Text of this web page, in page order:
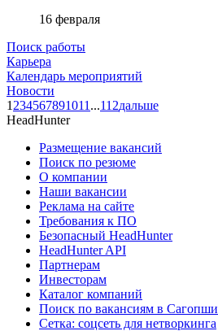
16 февраля
Поиск работы
Карьера
Календарь мероприятий
Новости
1 234567891011 ...112дальше
HeadHunter
Размещение вакансий
Поиск по резюме
О компании
Наши вакансии
Реклама на сайте
Требования к ПО
Безопасный HeadHunter
HeadHunter API
Партнерам
Инвесторам
Каталог компаний
Поиск по вакансиям в Сагопши
Сетка: соцсеть для нетворкинга